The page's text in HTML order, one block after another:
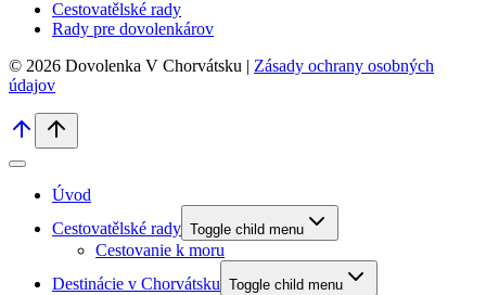
Cestovatělské rady
Rady pre dovolenkárov
© 2026 Dovolenka V Chorvátsku | Zásady ochrany osobných
údajov
Úvod
Cestovatělské rady Toggle child menu
Cestovanie k moru
Destinácie v Chorvátsku Toggle child menu